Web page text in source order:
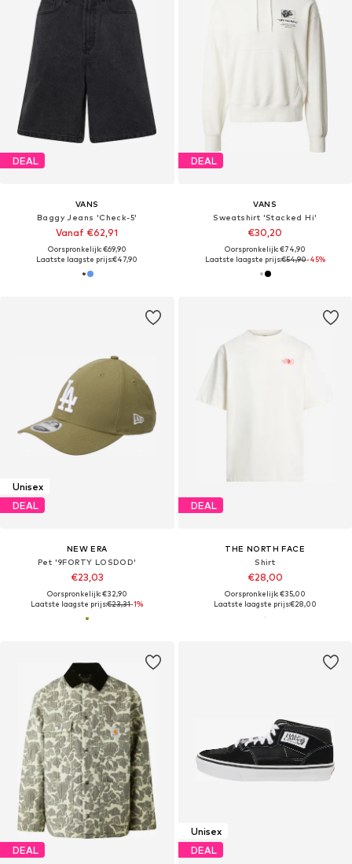
DEAL
VANS
Baggy Jeans 'Check-5'
Vanaf €62,91
Oorspronkelijk: €69,90
Laatste laagste prijs:€47,90
DEAL
VANS
Sweatshirt 'Stacked Hi'
€30,20
Oorspronkelijk: €74,90
Laatste laagste prijs:€54,90-45%
Unisex
DEAL
NEW ERA
Pet '9FORTY LOSDOD'
€23,03
Oorspronkelijk: €32,90
Laatste laagste prijs:€23,31-1%
DEAL
THE NORTH FACE
Shirt
€28,00
Oorspronkelijk: €35,00
Laatste laagste prijs:€28,00
DEAL
Unisex
DEAL